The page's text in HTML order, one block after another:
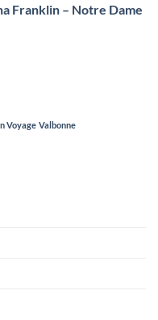
Franklin – Notre Dame
Voyage Valbonne